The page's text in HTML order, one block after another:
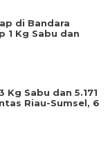
di Bandara
1 Kg Sabu dan
Sabu dan 5.171
Riau-Sumsel, 6